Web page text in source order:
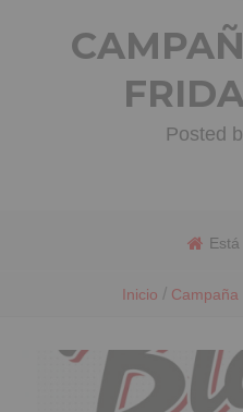
Posted
Inicio / Campaña